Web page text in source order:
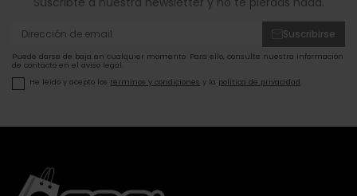
Suscribirse
Puede darse de baja en cualquier momento. Para ello, consulte nuestra información
de contacto en el aviso legal.
He leído y acepto los términos y condiciones y la política de privacidad